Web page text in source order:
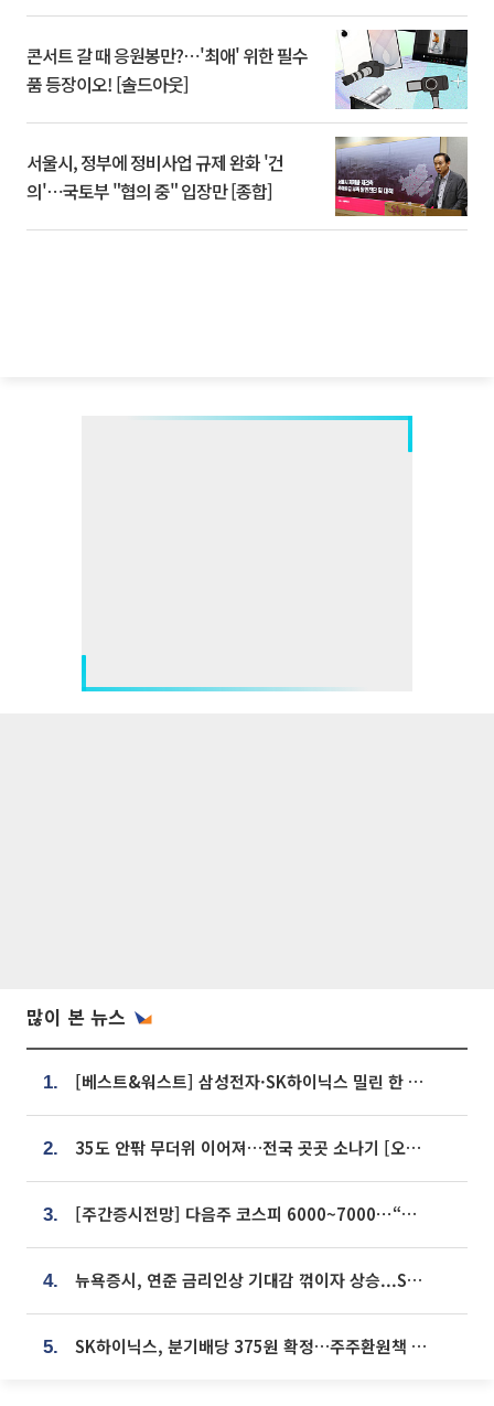
콘서트 갈 때 응원봉만?⋯'최애' 위한 필수
품 등장이오! [솔드아웃]
서울시, 정부에 정비사업 규제 완화 '건
의'⋯국토부 "협의 중" 입장만 [종합]
많이 본 뉴스
1. [베스트&워스트] 삼성전자·SK하이닉스 밀린 한 주…상상인증권은 85% 급등
2. 35도 안팎 무더위 이어져…전국 곳곳 소나기 [오늘 날씨]
3. [주간증시전망] 다음주 코스피 6000~7000⋯“外人 수급은 정책이 변수”
4. 뉴욕증시, 연준 금리인상 기대감 꺾이자 상승...S&P500 사상 최고치 [종합]
5. SK하이닉스, 분기배당 375원 확정…주주환원책 9월로 앞당겨 발표